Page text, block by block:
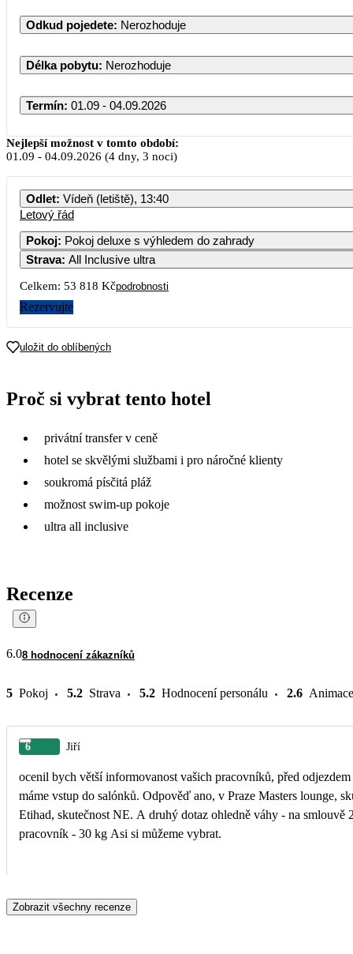
Odkud pojedete: Nerozhoduje
Délka pobytu: Nerozhoduje
Termín: 01.09 - 04.09.2026
Září 2026
PO ÚT ST ČT PÁ
26 909 33 839 27 229 32
27 049 28 189
Nejlepší možnost v tomto období:
01.09 - 04.09.2026 (4 dny, 3 noci)
Odlet: Vídeň (letiště), 13:40
Letový řád
Pokoj:
Pokoj deluxe s výhledem do zahrady
Strava: All Inclusive ultra
Celkem: 53 818 Kčpodrobnosti
Rezervujte
uložit do oblíbených
Proč si vybrat tento hotel
privátní transfer v ceně
hotel se skvělými službami i pro náročné klienty
soukromá písčitá pláž
možnost swim-up pokoje
ultra all inclusive
Recenze
6.08 hodnocení zákazníků
5 Pokoj 5.2 Strava 5.2 Hodnocení personálu 2.6 Animace
6 Jiří
ocenil bych větší informovanost vašich pracovníků, před
máme vstup do salónků. Odpověď ano, v Praze Masters lounge,
Etihad, skutečnost NE. A druhý dotaz ohledně váhy - na smlouvě 25 kg, od Etihad - 35 kg a váš
pracovník - 30 kg Asi si můžeme vybrat.
Zobrazit všechny recenze